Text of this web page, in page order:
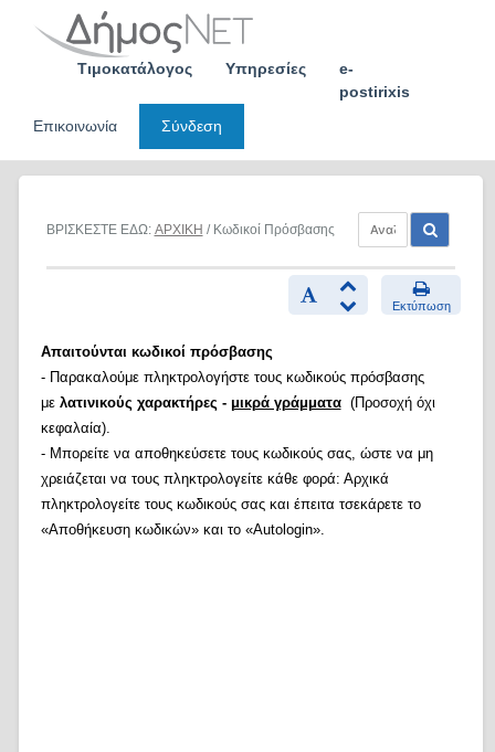
Τιμοκατάλογος Υπηρεσίες
e-
postirixis
Επικοινωνία
Σύνδεση
ΒΡΙΣΚΕΣΤΕ ΕΔΩ: ΑΡΧΙΚΗ / Κωδικοί Πρόσβασης
Εκτύπωση
Απαιτούνται κωδικοί πρόσβασης
- Παρακαλούμε πληκτρολογήστε τους κωδικούς πρόσβασης
με λατινικούς χαρακτήρες - μικρά γράμματα(Προσοχή όχι
κεφαλαία).
- Μπορείτε να αποθηκεύσετε τους κωδικούς σας, ώστε να μη
χρειάζεται να τους πληκτρολογείτε κάθε φορά: Αρχικά
πληκτρολογείτε τους κωδικούς σας και έπειτα τσεκάρετε το
«Αποθήκευση κωδικών» και το «Autologin».